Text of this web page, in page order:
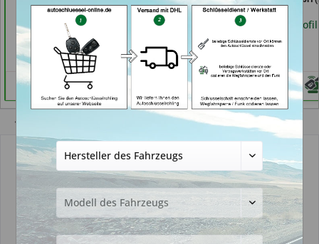
(in Rot am See)
Händlerprofil
Schlüssedienst (in
Hannover)
Fürth)
Händlerprofil